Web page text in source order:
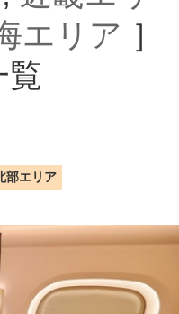
エリア ］
覧
部エリア